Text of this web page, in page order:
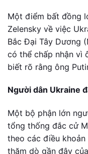
Một điểm bất đồng
Zelensky về việc
Bắc Đại Tây Dương
có thể chấp nhận vì
biết rõ rằng ông
Người dân Ukraine
Một bộ phận lớn
tổng thống đắc cử
theo các điều
thăm dò gần đây